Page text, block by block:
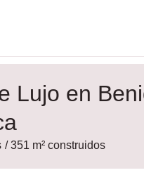
Lujo en
/ 351 m² construidos